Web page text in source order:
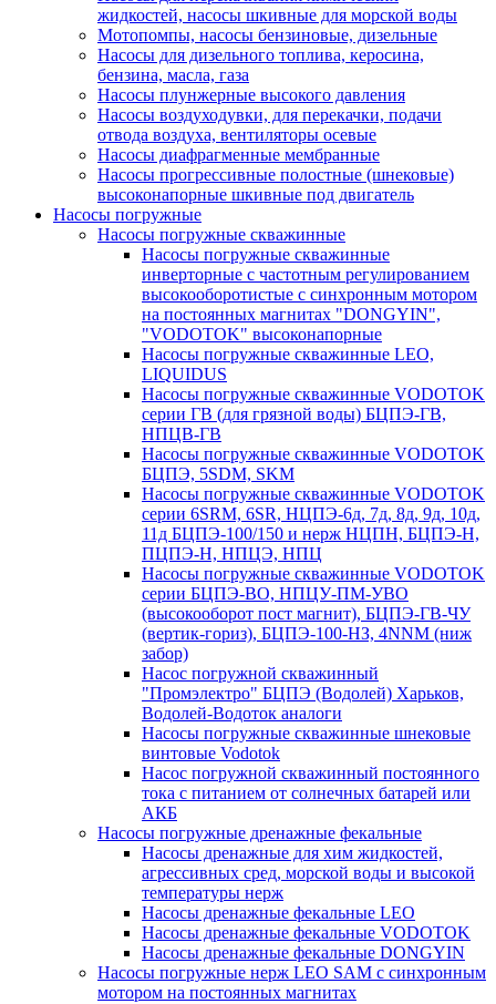
жидкостей, насосы шкивные для морской воды
Мотопомпы, насосы бензиновые, дизельные
Насосы для дизельного топлива, керосина,
бензина, масла, газа
Насосы плунжерные высокого давления
Насосы воздуходувки, для перекачки, подачи
отвода воздуха, вентиляторы осевые
Насосы диафрагменные мембранные
Насосы прогрессивные полостные (шнековые)
высоконапорные шкивные под двигатель
Насосы погружные
Насосы погружные скважинные
Насосы погружные скважинные
инверторные с частотным регулированием
высокооборотистые с синхронным мотором
на постоянных магнитах "DONGYIN",
"VODOTOK" высоконапорные
Насосы погружные скважинные LEO,
LIQUIDUS
Насосы погружные скважинные VODOTOK
серии ГВ (для грязной воды) БЦПЭ-ГВ,
НПЦВ-ГВ
Насосы погружные скважинные VODOTOK
БЦПЭ, 5SDM, SKM
Насосы погружные скважинные VODOTOK
серии 6SRM, 6SR, НЦПЭ-6д, 7д, 8д, 9д, 10д,
11д БЦПЭ-100/150 и нерж НЦПН, БЦПЭ-Н,
ПЦПЭ-Н, НПЦЭ, НПЦ
Насосы погружные скважинные VODOTOK
серии БЦПЭ-ВО, НПЦУ-ПМ-УВО
(высокооборот пост магнит), БЦПЭ-ГВ-ЧУ
(вертик-гориз), БЦПЭ-100-НЗ, 4NNM (ниж
забор)
Насос погружной скважинный
"Промэлектро" БЦПЭ (Водолей) Харьков,
Водолей-Водоток аналоги
Насосы погружные скважинные шнековые
винтовые Vodotok
Насос погружной скважинный постоянного
тока с питанием от солнечных батарей или
АКБ
Насосы погружные дренажные фекальные
Насосы дренажные для хим жидкостей,
агрессивных сред, морской воды и высокой
температуры нерж
Насосы дренажные фекальные LEO
Насосы дренажные фекальные VODOTOK
Насосы дренажные фекальные DONGYIN
Насосы погружные нерж LEO SAM с синхронным
мотором на постоянных магнитах